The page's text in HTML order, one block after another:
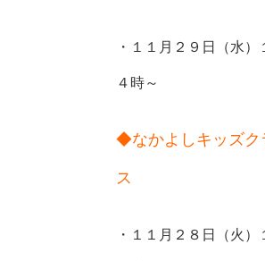
・１１月２９日（水）
４時～
◆なかよしキッズク
ス
・１１月２８日（火）